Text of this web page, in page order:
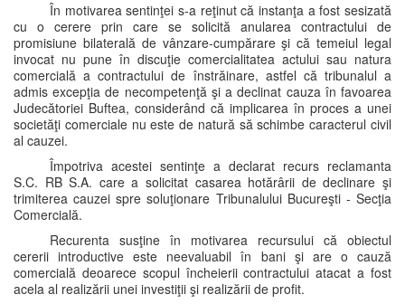
În motivarea sentinţei s-a reţinut că instanţa a fost sesizată
cu o cerere prin care se solicită anularea contractului de
promisiune bilaterală de vânzare-cumpărare şi că temeiul legal
invocat nu pune în discuţie comercialitatea actului sau natura
comercială a contractului de înstrăinare, astfel că tribunalul a
admis excepţia de necompetenţă şi a declinat cauza în favoarea
Judecătoriei Buftea, considerând că implicarea în proces a unei
societăţi comerciale nu este de natură să schimbe caracterul civil
al cauzei.
Împotriva acestei sentinţe a declarat recurs reclamanta
S.C. RB S.A. care a solicitat casarea hotărârii de declinare şi
trimiterea cauzei spre soluţionare Tribunalului Bucureşti - Secţia
Comercială.
Recurenta susţine în motivarea recursului că obiectul
cererii introductive este neevaluabil în bani şi are o cauză
comercială deoarece scopul încheierii contractului atacat a fost
acela al realizării unei investiţii şi realizării de profit.